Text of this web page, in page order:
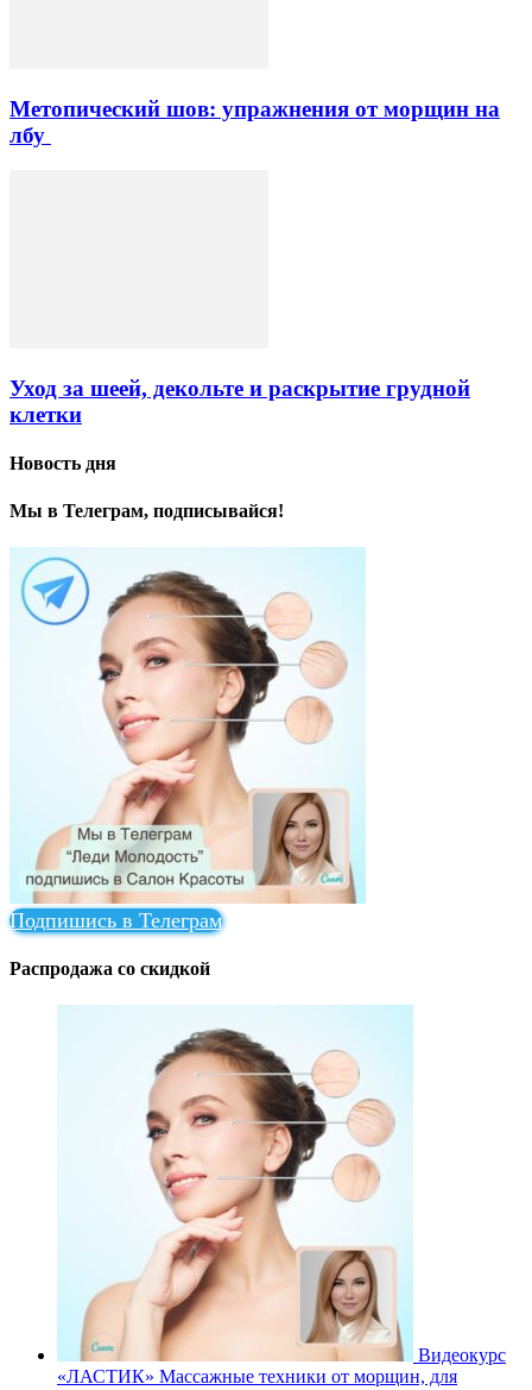
Метопический шов: упражнения от морщин на
лбу
Уход за шеей, декольте и раскрытие грудной
клетки
Новость дня
Мы в Телеграм, подписывайся!
Подпишись в Телеграм
Распродажа со скидкой
Видеокурс
«ЛАСТИК» Массажные техники от морщин, для